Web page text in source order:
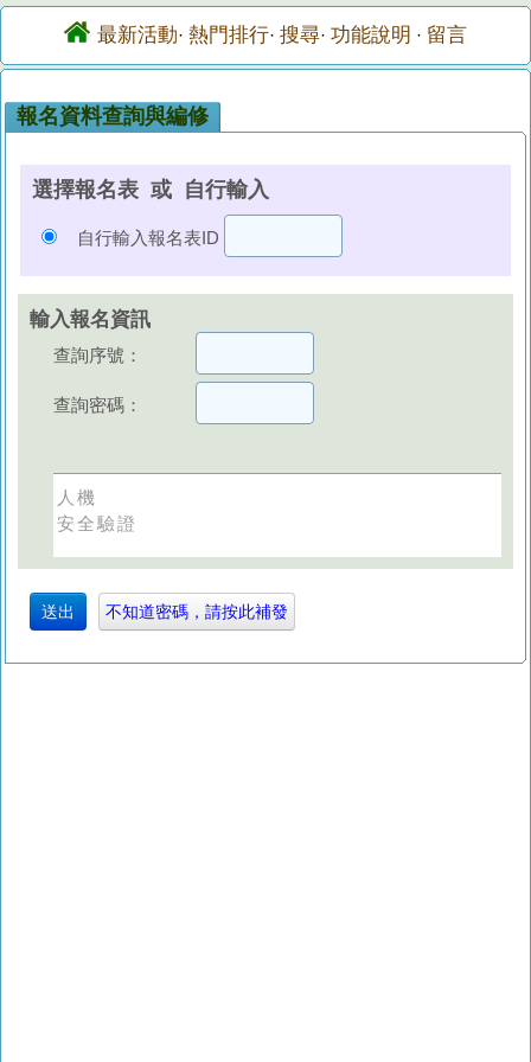
最新活動· 熱門排行· 搜尋· 功能說明 · 留言
報名資料查詢與編修
選擇報名表 或 自行輸入
自行輸入報名表ID
輸入報名資訊
查詢序號：
查詢密碼：
人機
安全驗證